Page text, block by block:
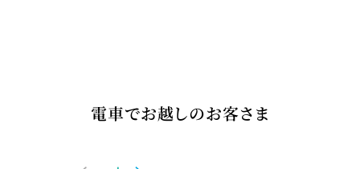
電車でお越しのお客さま